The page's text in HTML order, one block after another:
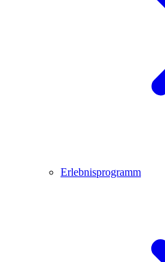
Erlebnisprogramm